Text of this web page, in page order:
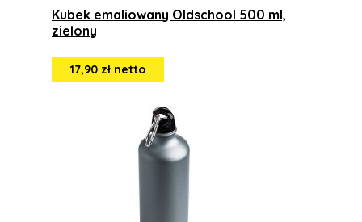
Kubek emaliowany Oldschool 500 ml,
zielony
17,90 zł netto